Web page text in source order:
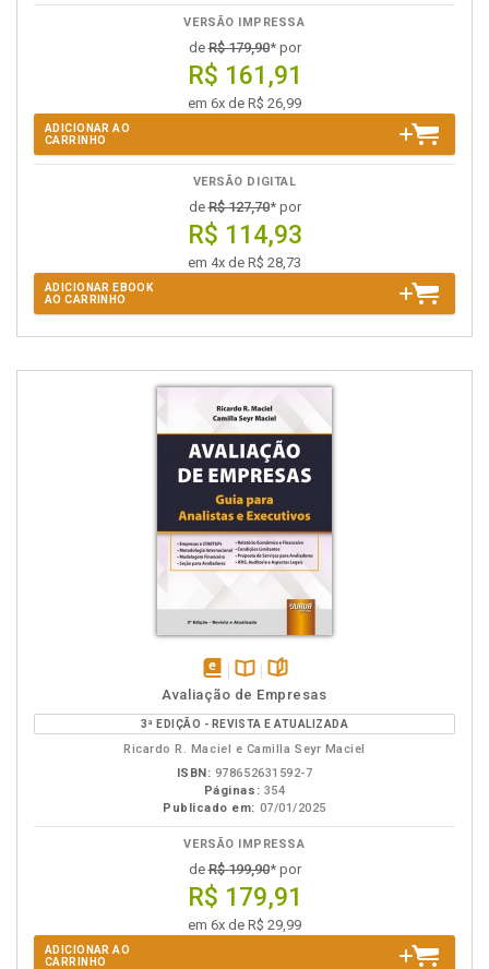
VERSÃO IMPRESSA
deR$ 179,90* por
R$ 161,91
em 6x de R$ 26,99
ADICIONAR AO
CARRINHO
VERSÃO DIGITAL
deR$ 127,70* por
R$ 114,93
em 4x de R$ 28,73
ADICIONAR EBOOK
AO CARRINHO
disponível
em
eBook
Disponível
na
B.V.
páginas
Avaliação de Empresas
3ª EDIÇÃO - REVISTA E ATUALIZADA
Ricardo R. Maciel e Camilla Seyr Maciel
ISBN: 978652631592-7
Páginas: 354
Publicado em: 07/01/2025
VERSÃO IMPRESSA
deR$ 199,90* por
R$ 179,91
em 6x de R$ 29,99
ADICIONAR AO
CARRINHO